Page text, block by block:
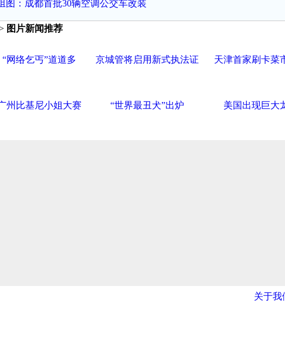
图：成都首批30辆空调公交车改装
图片新闻推荐
“网络乞丐”道道多 京城管将启用新式执法证 天津首家刷卡菜
州比基尼小姐大赛 “世界最丑犬”出炉 美国出现巨大
关于我